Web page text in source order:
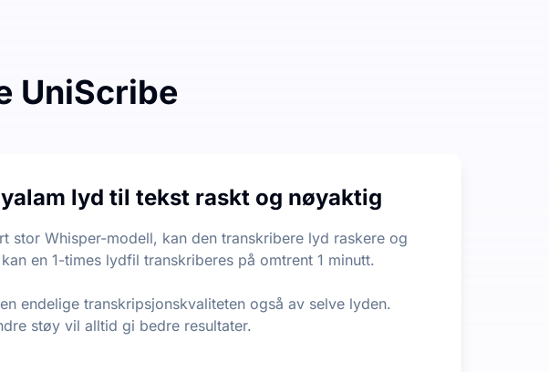
UniScribe
3 filer. Det er ingen begrensning på filens lengde eller størrelse, noe
raskt kan hente ut den viktigste informasjonen fra langt innhold. Det er
lyd til tekst raskt og nøyaktig
stor Whisper-modell, kan den transkribere lyd raskere og
en 1-times lydfil transkriberes på omtrent 1 minutt.
endelige transkripsjonskvaliteten også av selve lyden.
støy vil alltid gi bedre resultater.